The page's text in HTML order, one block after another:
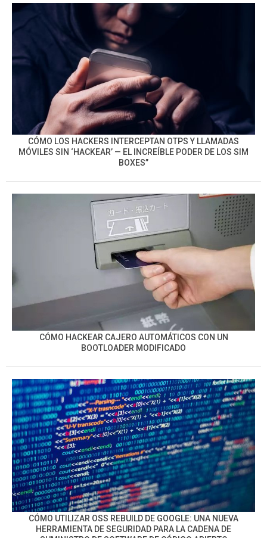
CÓMO LOS HACKERS INTERCEPTAN OTPS Y LLAMADAS
MÓVILES SIN ‘HACKEAR’ — EL INCREÍBLE PODER DE LOS SIM
BOXES”
CÓMO HACKEAR CAJERO AUTOMÁTICOS CON UN
BOOTLOADER MODIFICADO
CÓMO UTILIZAR OSS REBUILD DE GOOGLE: UNA NUEVA
HERRAMIENTA DE SEGURIDAD PARA LA CADENA DE